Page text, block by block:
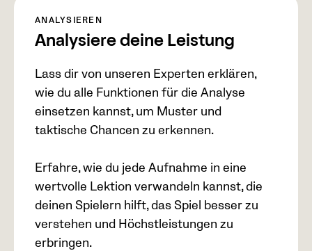
ANALYSIEREN
Analysiere deine Leistung
Lass dir von unseren Experten erklären,
wie du alle Funktionen für die Analyse
einsetzen kannst, um Muster und
taktische Chancen zu erkennen.
Erfahre, wie du jede Aufnahme in eine
wertvolle Lektion verwandeln kannst, die
deinen Spielern hilft, das Spiel besser zu
verstehen und Höchstleistungen zu
erbringen.